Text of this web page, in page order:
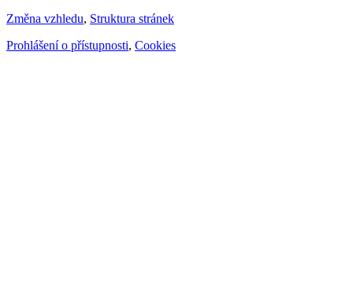
Změna vzhledu, Struktura stránek
Prohlášení o přístupnosti, Cookies